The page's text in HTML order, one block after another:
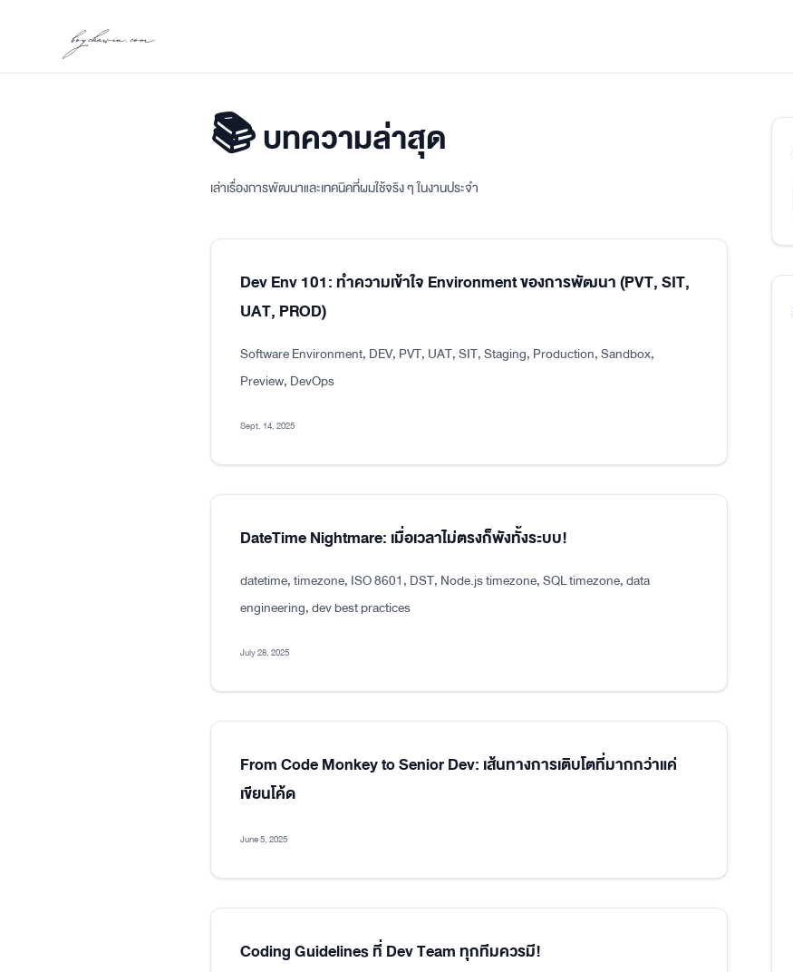
boychawin.com
📚 บทความล่าสุด
เล่าเรื่องการพัฒนาและเทคนิคที่ผมใช้จริง ๆ ในงานประจำ
Dev Env 101: ทำความเข้าใจ Environment ของการพัฒนา (PVT, SIT,
UAT, PROD)
Software Environment, DEV, PVT, UAT, SIT, Staging, Production, Sandbox,
Preview, DevOps
Sept. 14, 2025
DateTime Nightmare: เมื่อเวลาไม่ตรงก็พังทั้งระบบ!
datetime, timezone, ISO 8601, DST, Node.js timezone, SQL timezone, data
engineering, dev best practices
July 28, 2025
From Code Monkey to Senior Dev: เส้นทางการเติบโตที่มากกว่าแค่
เขียนโค้ด
June 5, 2025
Coding Guidelines ที่ Dev Team ทุกทีมควรมี!